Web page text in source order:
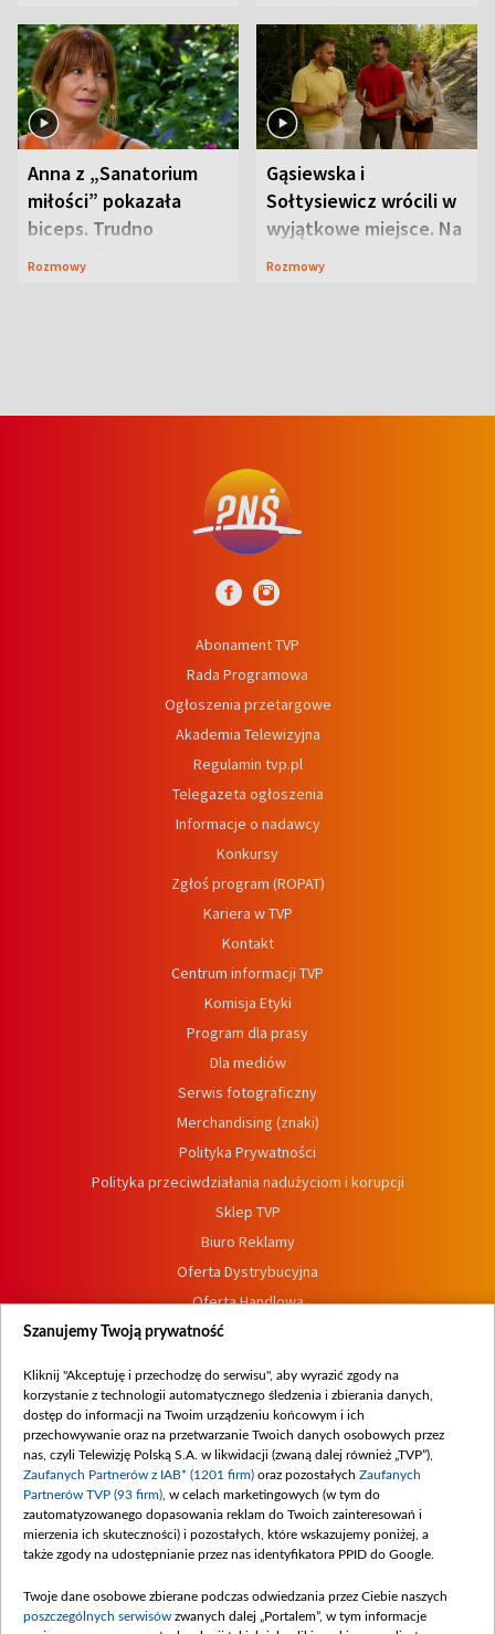
Anna z „Sanatorium
miłości” pokazała
biceps. Trudno
Rozmowy
Gąsiewska i
Sołtysiewicz wrócili w
wyjątkowe miejsce. Na
Rozmowy
Abonament TVP
Rada Programowa
Ogłoszenia przetargowe
Akademia Telewizyjna
Regulamin tvp.pl
Telegazeta ogłoszenia
Informacje o nadawcy
Konkursy
Zgłoś program (ROPAT)
Kariera w TVP
Kontakt
Centrum informacji TVP
Komisja Etyki
Program dla prasy
Dla mediów
Serwis fotograficzny
Merchandising (znaki)
Polityka Prywatności
Polityka przeciwdziałania nadużyciom i korupcji
Sklep TVP
Biuro Reklamy
Oferta Dystrybucyjna
Oferta Handlowa
Dostępność
Procedura zgłoszeń wewnętrznych
Szanujemy Twoją prywatność
Kliknij "Akceptuję i przechodzę do serwisu", aby wyrazić zgody na
korzystanie z technologii automatycznego śledzenia i zbierania danych,
dostęp do informacji na Twoim urządzeniu końcowym i ich
przechowywanie oraz na przetwarzanie Twoich danych osobowych przez
nas, czyli Telewizję Polską S.A. w likwidacji (zwaną dalej również „TVP”),
Zaufanych Partnerów z IAB* (1201 firm) oraz pozostałych Zaufanych
Partnerów TVP (93 firm) , w celach marketingowych (w tym do
zautomatyzowanego dopasowania reklam do Twoich zainteresowań i
mierzenia ich skuteczności) i pozostałych, które wskazujemy poniżej, a
także zgody na udostępnianie przez nas identyfikatora PPID do Google.
Twoje dane osobowe zbierane podczas odwiedzania przez Ciebie naszych
poszczególnych serwisów zwanych dalej „Portalem”, w tym informacje